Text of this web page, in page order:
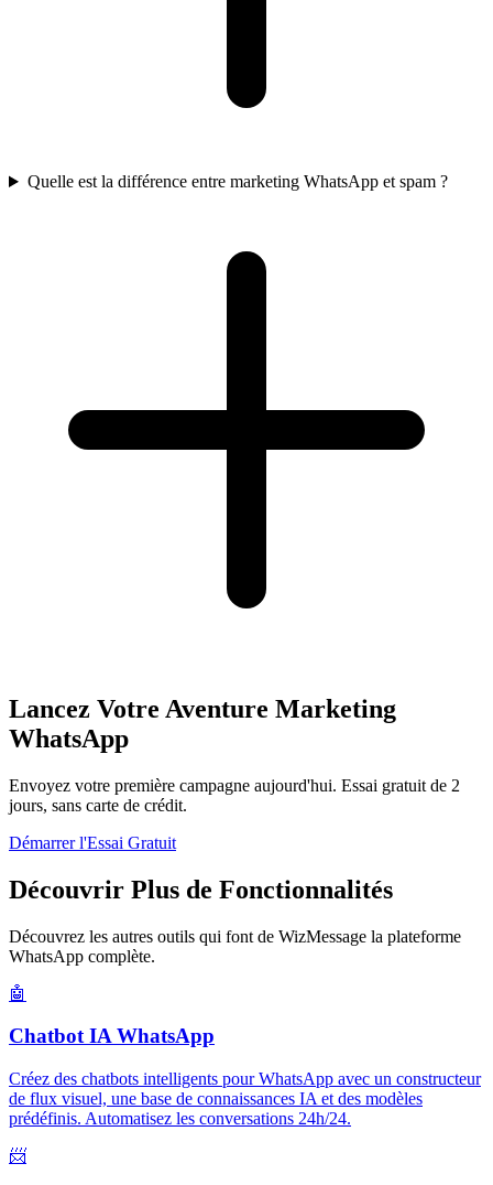
Quelle est la différence entre marketing WhatsApp et spam ?
Lancez Votre Aventure Marketing
WhatsApp
Envoyez votre première campagne aujourd'hui. Essai gratuit de 2
jours, sans carte de crédit.
Démarrer l'Essai Gratuit
Découvrir Plus de Fonctionnalités
Découvrez les autres outils qui font de WizMessage la plateforme
WhatsApp complète.
🤖
Chatbot IA WhatsApp
Créez des chatbots intelligents pour WhatsApp avec un constructeur
de flux visuel, une base de connaissances IA et des modèles
prédéfinis. Automatisez les conversations 24h/24.
📨